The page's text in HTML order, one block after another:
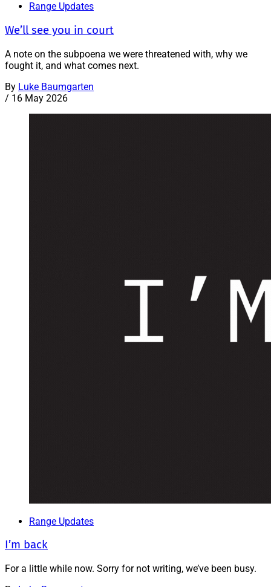
Range Updates
We’ll see you in court
A note on the subpoena we were threatened with, why we
fought it, and what comes next.
By Luke Baumgarten
/ 16 May 2026
Range Updates
I’m back
For a little while now. Sorry for not writing, we’ve been busy.